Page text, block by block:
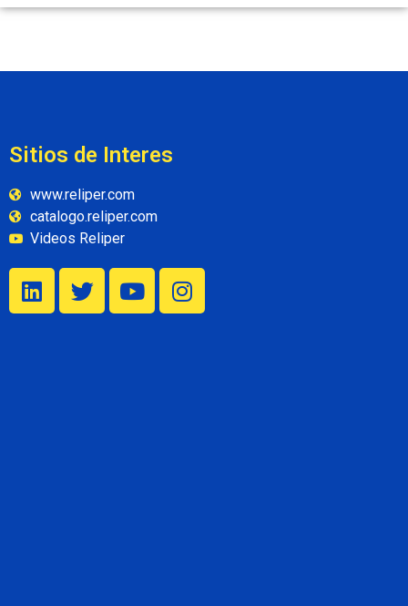
Sitios de Interes
www.reliper.com
catalogo.reliper.com
Videos Reliper